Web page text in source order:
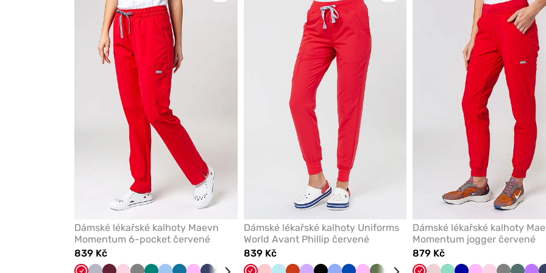
Dámské lékařské kalhoty Maevn
Momentum 6-pocket červené
839 Kč
Dámské lékařské kalhoty Uniforms
World Avant Phillip červené
839 Kč
Dámské lékařské kalhoty
Momentum jogger červené
879 Kč